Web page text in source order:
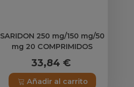
SARIDON 250 mg/150 mg/50
mg 20 COMPRIMIDOS
33,84 €
Añadir al carrito